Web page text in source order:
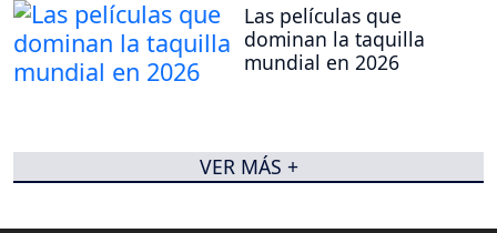
Las películas que
dominan la taquilla
mundial en 2026
VER MÁS +